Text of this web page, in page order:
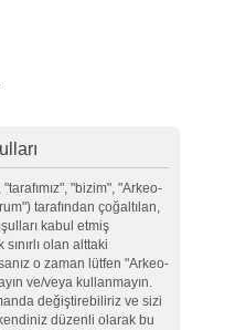
"bizim", "Arkeo-
tarafından çoğaltılan,
kabul etmiş
olan alttaki
o zaman lütfen "Arkeo-
ve/veya kullanmayın.
değiştirebiliriz ve sizi
düzenli olarak bu